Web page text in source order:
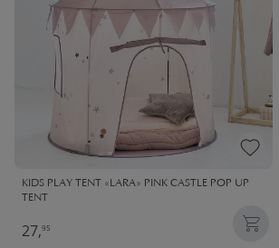
KIDS PLAY TENT «LARA» PINK CASTLE POP UP
TENT
27,95